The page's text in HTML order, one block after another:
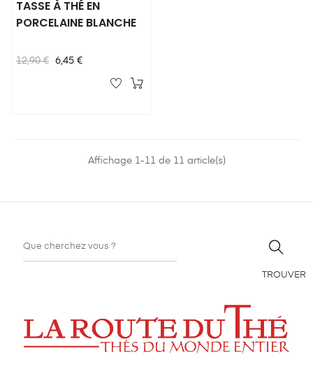
TASSE À THÉ EN
PORCELAINE BLANCHE
Prix
12,90 € Prix
6,45 €
Affichage 1-11 de 11 article(s)
TROUVER